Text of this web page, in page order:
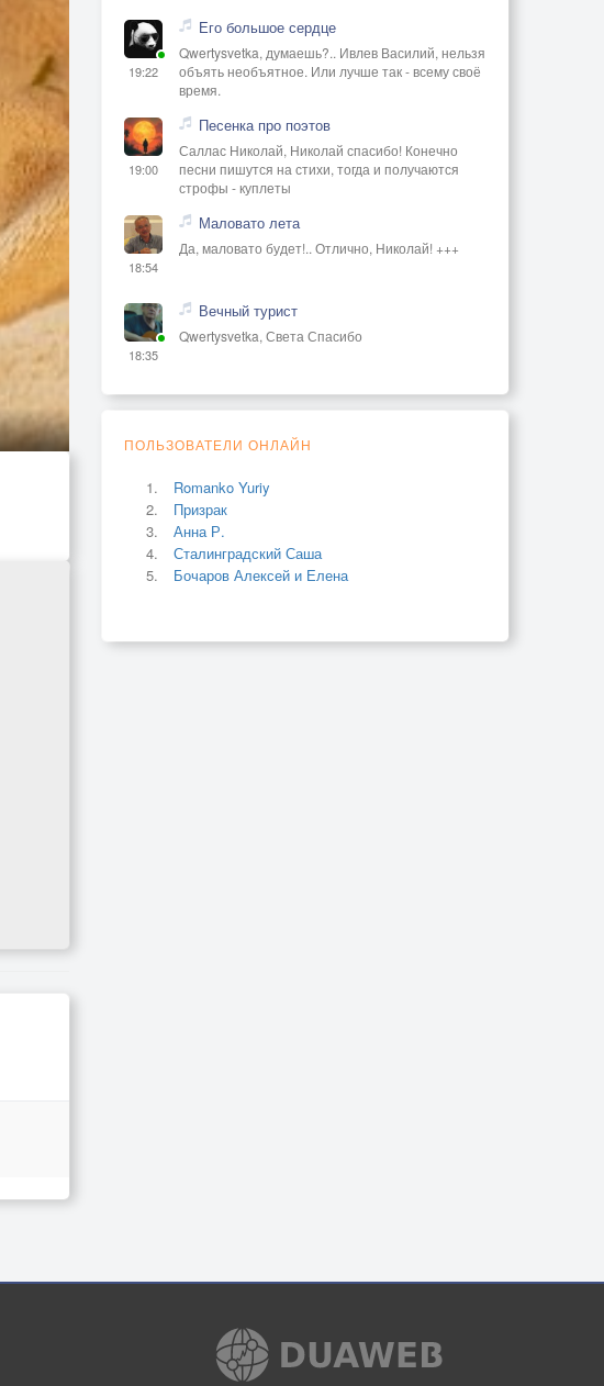
19:22
Его большое сердце
Qwertysvetka, думаешь?.. Ивлев Василий, нельзя
объять необъятное. Или лучше так - всему своё
время.
19:00
Песенка про поэтов
Саллас Николай, Николай спасибо! Конечно
песни пишутся на стихи, тогда и получаются
строфы - куплеты
18:54
Маловато лета
Да, маловато будет!.. Отлично, Николай! +++
18:35
Вечный турист
Qwertysvetka, Света Спасибо
ПОЛЬЗОВАТЕЛИ ОНЛАЙН
Romanko Yuriy
Призрак
Анна Р.
Сталинградский Саша
Бочаров Алексей и Елена